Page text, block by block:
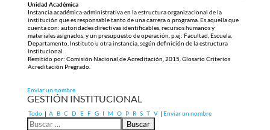
Unidad Académica
Instancia académica-administrativa en la estructura organizacional de la
institución que es responsable tanto de una carrera o programa. Es aquella que
cuenta con: autoridades directivas identificables, recursos humanos y
materiales asignados, y un presupuesto de operación. p.ej: Facultad, Escuela,
Departamento, Instituto u otra instancia, según definición de la estructura
institucional.
Remitido por: Comisión Nacional de Acreditación, 2015. Glosario Criterios
Acreditación Pregrado.
Enviar un nombre
GESTIÓN INSTITUCIONAL
Todo | A B C D E F G I M O P R S T V | Enviar un nombre